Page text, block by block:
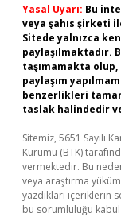
Yasal Uyarı: Bu
veya şahıs şirketi
Sitede yalnızca
paylaşılmaktadır.
taşımamakta
paylaşım
benzerlikleri
taslak halindedir
Sitemiz, 5651 Sayılı
Kurumu (BTK)
vermektedir. Bu
veya araştırma
yazdıkları içeriklerin
bu sorumluluğu kabul